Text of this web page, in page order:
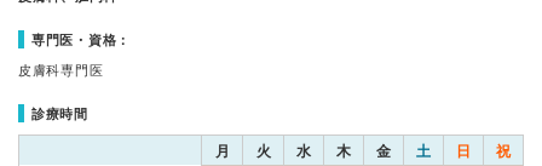
専門医・資格：
皮膚科専門医
診療時間
月 火 水 木 金 土 日 祝